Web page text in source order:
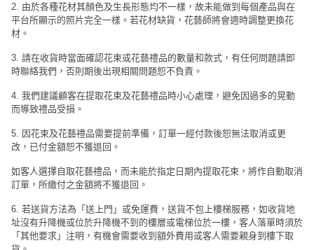
戶
外
樂
遊
艇
出
租
2. 由於各種花材其顏色及生長形態均不一樣，故未能做到每個產品與在
平台所顯示的照片完全一樣。若花材缺貨，花藝師將會適時調整更換花
材。
3. 請在收貨時當面確認花束或花藝禮品的數量和款式，有任何問題請即
時聯絡我們，否則期後出現相關問題恕不負責。
4. 我們建議顧客在提取花束及花藝禮品時小心處理，避免因過多的晃動
而導致禮品受損。
5. 因花束及花藝禮品需要提前準備，訂單一經付款後恕無法取消或更
改，已付金額恕不獲退回。
如客人選擇自取花藝禮品，而未能於指定日期內提取花束，將作自動取消
訂單，所繳付之金額將不獲退回。
6. 若送貨方法為「送上門」或免運費，送貨不包上樓梯服務，如收貨地
址沒有升降機或位於升降機不到的樓層或電梯位於一樓，客人落單時須於
「其他要求」注明，有機會需要收到額外費用或客人需要親身到樓下取